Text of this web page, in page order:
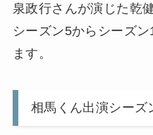
泉政行さんが演じた乾
シーズン5からシーズ
ます。
相馬くん出演シーズ